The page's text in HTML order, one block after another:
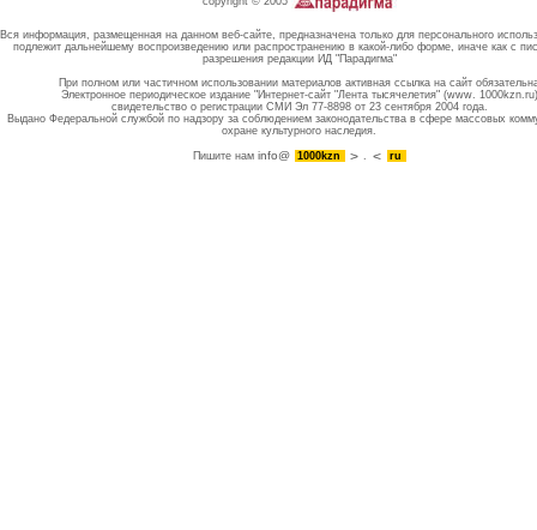
Вся информация, размещенная на данном веб-сайте, предназначена только для персонального
подлежит дальнейшему воспроизведению или распространению в какой-либо форме, иначе как с
разрешения редакции ИД "Парадигма"
При полном или частичном использовании материалов активная ссылка на сайт
Электронное периодическое издание "Интернет-сайт "Лента тысячелетия" (www. 1000kzn.ru)
свидетельство о регистрации СМИ Эл 77-8898 от 23 сентября 2004 года.
Выдано Федеральной службой по надзору за соблюдением законодательства в сфере массовых
охране культурного наследия.
Пишите намinfo@ 1000kzn . ru